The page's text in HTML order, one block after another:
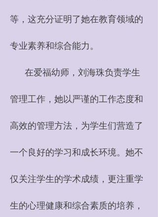
等，这充分证明了她在教育领域的
专业素养和综合能力。
在爱福幼师，刘海珠负责学生
管理工作，她以严谨的工作态度和
高效的管理方法，为学生们营造了
一个良好的学习和成长环境。她不
仅关注学生的学术成绩，更注重学
生的心理健康和综合素质的培养，